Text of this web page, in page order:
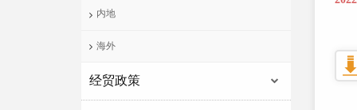
内地
海外
经贸政策